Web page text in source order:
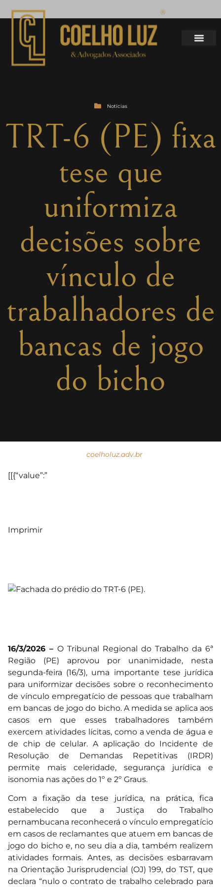
Notícias
TRT-6 (PE) fixa
tese que
uniformiza
decisões sobre
vínculo de
trabalhadores de
bancas de jogo
do bicho
coelholuz.adv.br
[[{“value”:”
Imprimir
16/3/2026 – O Tribunal Regional do Trabalho da 6ª
Região (PE) aprovou por unanimidade, nesta
segunda-feira (16/3), uma importante tese jurídica
para uniformizar decisões sobre o reconhecimento
de vínculo empregatício de pessoas que trabalham
em bancas de jogo do bicho. A medida se aplica aos
casos em que esses trabalhadores também
exercem atividades lícitas, como a venda de água e
de chip de celular. A aplicação do Incidente de
Resolução de Demandas Repetitivas (IRDR)
permite mais celeridade, segurança jurídica e
isonomia nas ações do 1º e 2º Graus.
Com a fixação da tese jurídica, na prática, fica
estabelecido que a Justiça do Trabalho
pernambucana reconhecerá o vínculo empregatício
em casos de reclamantes que atuem em bancas de
jogo do bicho e, no seu dia a dia, também realizem
atividades formais. Antes, as decisões esbarravam
na Orientação Jurisprudencial (OJ) 199, do TST, que
declara “nulo o contrato de trabalho celebrado para